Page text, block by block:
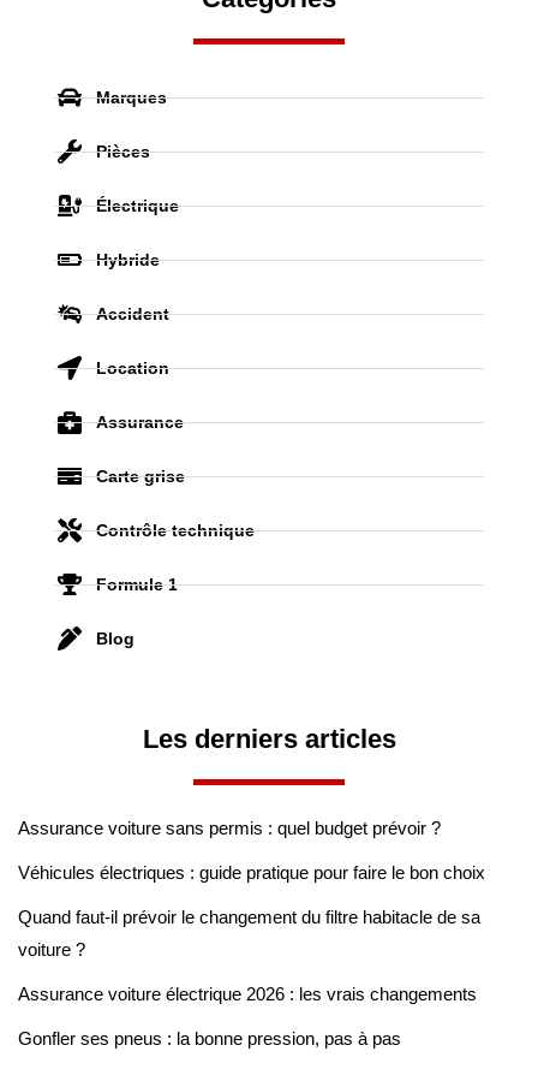
Marques
Pièces
Électrique
Hybride
Accident
Location
Assurance
Carte grise
Contrôle technique
Formule 1
Blog
Les derniers articles
Assurance voiture sans permis : quel budget prévoir ?
Véhicules électriques : guide pratique pour faire le bon choix
Quand faut-il prévoir le changement du filtre habitacle de sa
voiture ?
Assurance voiture électrique 2026 : les vrais changements
Gonfler ses pneus : la bonne pression, pas à pas